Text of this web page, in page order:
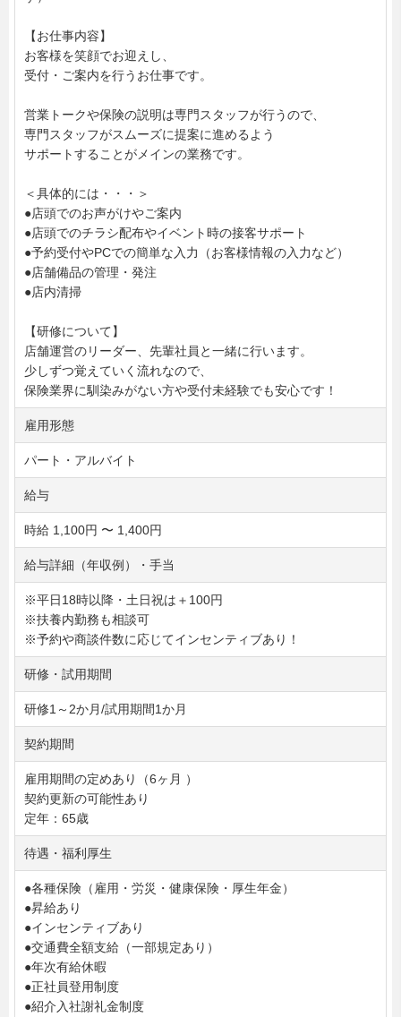
【お仕事内容】
お客様を笑顔でお迎えし、
受付・ご案内を行うお仕事です。
営業トークや保険の説明は専門スタッフが行うので、
専門スタッフがスムーズに提案に進めるよう
サポートすることがメインの業務です。
＜具体的には・・・＞
●店頭でのお声がけやご案内
●店頭でのチラシ配布やイベント時の接客サポート
●予約受付やPCでの簡単な入力（お客様情報の入力など）
●店舗備品の管理・発注
●店内清掃
【研修について】
店舗運営のリーダー、先輩社員と一緒に行います。
少しずつ覚えていく流れなので、
保険業界に馴染みがない方や受付未経験でも安心です！
雇用形態
パート・アルバイト
給与
時給 1,100円 〜 1,400円
給与詳細（年収例）・手当
※平日18時以降・土日祝は＋100円
※扶養内勤務も相談可
※予約や商談件数に応じてインセンティブあり！
研修・試用期間
研修1～2か月/試用期間1か月
契約期間
雇用期間の定めあり（6ヶ月 ）
契約更新の可能性あり
定年：65歳
待遇・福利厚生
●各種保険（雇用・労災・健康保険・厚生年金）
●昇給あり
●インセンティブあり
●交通費全額支給（一部規定あり）
●年次有給休暇
●正社員登用制度
●紹介入社謝礼金制度